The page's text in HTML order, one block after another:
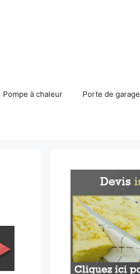
Pompe à chaleur Porte de garage